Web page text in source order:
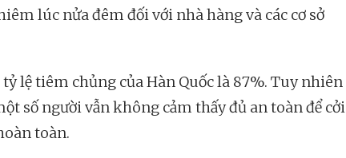
lúc nửa đêm đối với nhà hàng và các cơ sở
lệ tiêm chủng của Hàn Quốc là 87%. Tuy nhiên
số người vẫn không cảm thấy đủ an toàn để cởi
toàn.